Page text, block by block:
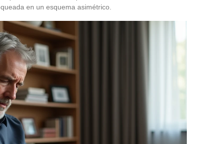
en un esquema asimétrico.